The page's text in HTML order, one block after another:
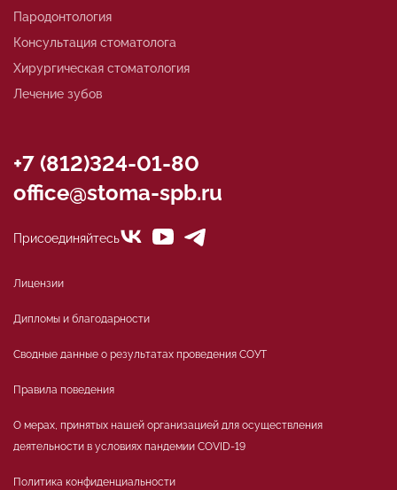
Пародонтология
Консультация стоматолога
Хирургическая стоматология
Лечение зубов
+7 (812)324-01-80
office@stoma-spb.ru
Присоединяйтесь
Лицензии
Дипломы и благодарности
Сводные данные о результатах проведения СОУТ
Правила поведения
О мерах, принятых нашей организацией для осуществления
деятельности в условиях пандемии COVID-19
Политика конфиденциальности